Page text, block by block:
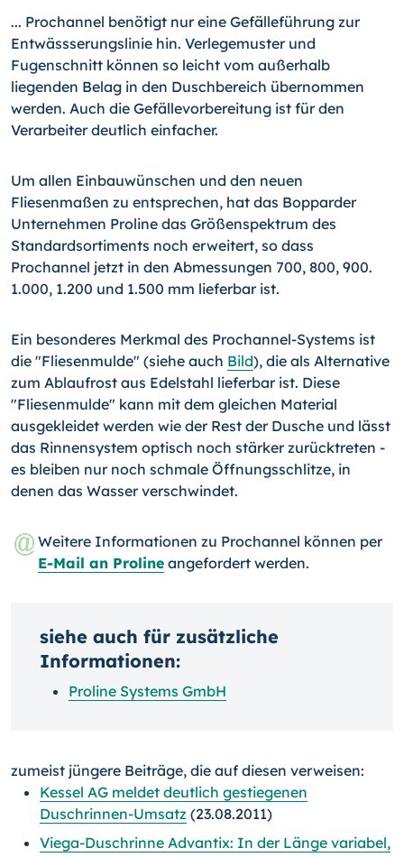
... Prochannel benötigt nur eine Gefälleführung zur
Entwässserungslinie hin. Verlegemuster und
Fugenschnitt können so leicht vom außerhalb
liegenden Belag in den Duschbereich übernommen
werden. Auch die Gefällevorbereitung ist für den
Verarbeiter deutlich einfacher.
Um allen Einbauwünschen und den neuen
Fliesenmaßen zu entsprechen, hat das Bopparder
Unternehmen Proline das Größenspektrum des
Standardsortiments noch erweitert, so dass
Prochannel jetzt in den Abmessungen 700, 800, 900.
1.000, 1.200 und 1.500 mm lieferbar ist.
Ein besonderes Merkmal des Prochannel-Systems ist
die "Fliesenmulde" (siehe auch Bild), die als Alternative
zum Ablaufrost aus Edelstahl lieferbar ist. Diese
"Fliesenmulde" kann mit dem gleichen Material
ausgekleidet werden wie der Rest der Dusche und lässt
das Rinnensystem optisch noch stärker zurücktreten -
es bleiben nur noch schmale Öffnungsschlitze, in
denen das Wasser verschwindet.
Weitere Informationen zu Prochannel können per
E-Mail an Proline angefordert werden.
siehe auch für zusätzliche
Informationen:
Proline Systems GmbH
zumeist jüngere Beiträge, die auf diesen verweisen:
Kessel AG meldet deutlich gestiegenen
Duschrinnen-Umsatz (23.08.2011)
Viega-Duschrinne Advantix: In der Länge variabel,